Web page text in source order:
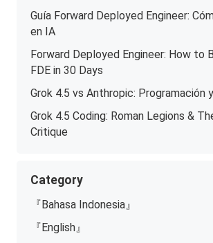
Guía Forward Deployed Engineer:
en IA
Forward Deployed Engineer: How to
FDE in 30 Days
Grok 4.5 vs Anthropic: Programación
Grok 4.5 Coding: Roman Legions &
Critique
Category
『Bahasa Indonesia』
『English』